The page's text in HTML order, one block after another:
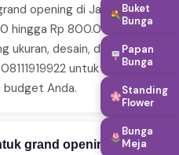
opening di Jakarta
hingga Rp 800.000.
ukuran, desain, dan jenis
untuk
Anda.
grand opening
Buket
Bunga
Papan
Bunga
Standing
Flower
Bunga
Meja